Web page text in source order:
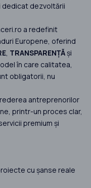
dedicat dezvoltării
a redefinit
Europene, oferind
, TRANSPARENȚĂși
în care calitatea,
obligatorii, nu
antreprenorilor
printr-un proces clar,
premium și
cu șanse reale